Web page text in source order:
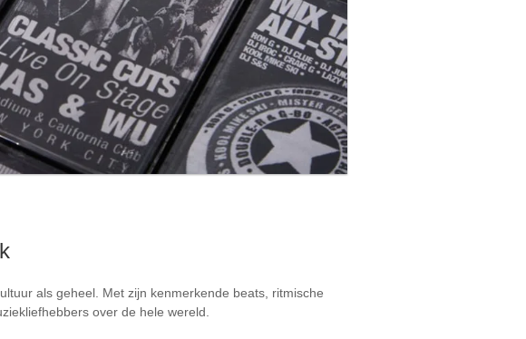
als geheel. Met zijn kenmerkende beats, ritmische
over de hele wereld.